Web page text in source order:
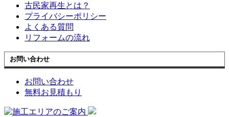
古民家再生とは？
プライバシーポリシー
よくある質問
リフォームの流れ
お問い合わせ
お問い合わせ
無料お見積もり